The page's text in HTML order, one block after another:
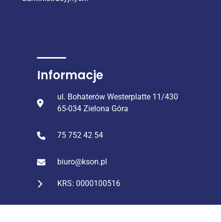
Informacje
ul. Bohaterów Westerplatte 11/430
65-034 Zielona Góra
75 752 42 54
biuro@kson.pl
KRS: 0000100516